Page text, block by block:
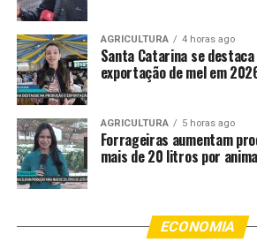
drogas. Os suspeitos foram
equipe do Conselho Tutelar
acompanhar o caso.
Disque-denúncia
A sociedade pode contribuir com
Militar de qualquer cidade do
identificar, por meio do 190 ou
Governo MT – MT
AGRICULTURA 4 horas ago
Santa Catarina se
exportação de mel em
AGRICULTURA 5 horas ago
Forrageiras aumentam
mais de 20 litros por
ECONOMIA